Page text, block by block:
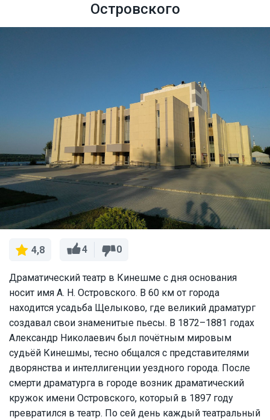
Островского
4,8 4 0
Драматический театр в Кинешме с дня основания
носит имя А. Н. Островского. В 60 км от города
находится усадьба Щелыково, где великий драматург
создавал свои знаменитые пьесы. В 1872–1881 годах
Александр Николаевич был почётным мировым
судьёй Кинешмы, тесно общался с представителями
дворянства и интеллигенции уездного города. После
смерти драматурга в городе возник драматический
кружок имени Островского, который в 1897 году
превратился в театр. По сей день каждый театральный